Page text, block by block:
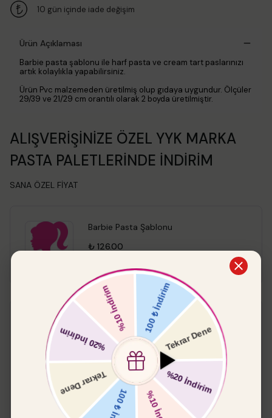
10 gün içinde iade değişim
Ürün Açıklaması
Barbie pasta şablonu ile harf pasta ve cream tart paslarınızı
artık kolaylıkla yapabilirsiniz.
Ürün Pvc malzemeden üretilmiş olup gıdaya uygundur. Ölçüler
29/39 ve 21/29 cm orantılı olarak 2 boyda üretilmiştir.
ALIŞVERİŞİNİZE ÖZEL YYK MARKA
PASTA PALETLERİNDE İNDİRİM
SANA ÖZEL FİYAT
Barbie Pasta Şablonu
₺ 126.00
Pasta Paleti Küt
%15
₺ 549.00
₺ 466.65
Boyut